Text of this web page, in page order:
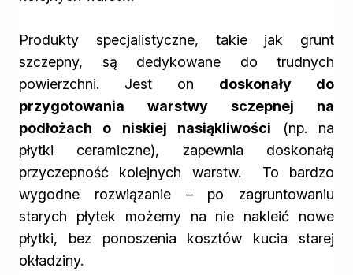
Produkty specjalistyczne, takie jak grunt
szczepny, są dedykowane do trudnych
powierzchni. Jest on doskonały do
przygotowania warstwy sczepnej na
podłożach o niskiej nasiąkliwości (np. na
płytki ceramiczne), zapewnia doskonałą
przyczepność kolejnych warstw. To bardzo
wygodne rozwiązanie – po zagruntowaniu
starych płytek możemy na nie nakleić nowe
płytki, bez ponoszenia kosztów kucia starej
okładziny.